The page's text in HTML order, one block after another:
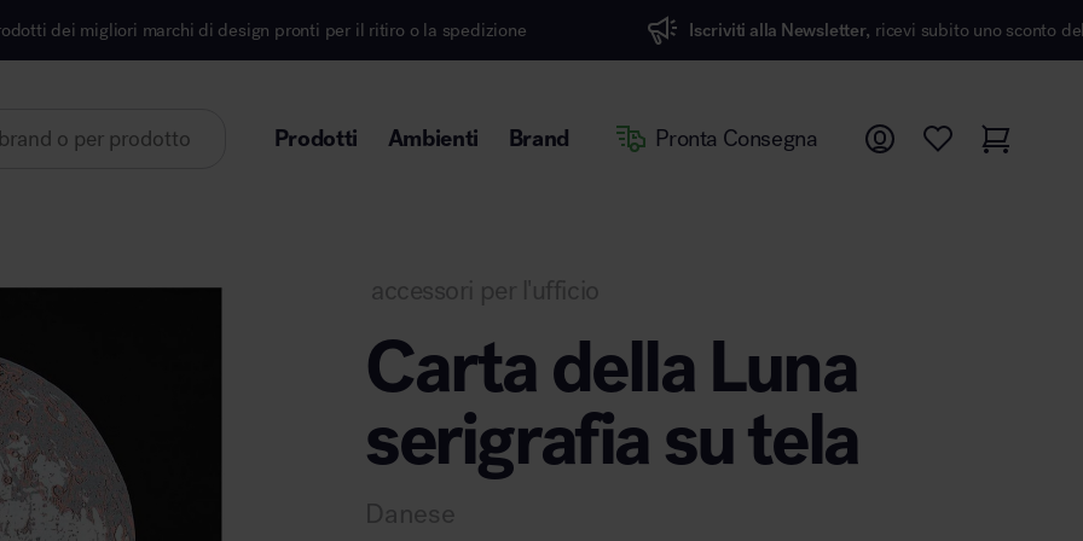
di design pronti per il ritiro o la spedizione Iscriviti alla Newsletter, ricevi subito uno sconto del 7%
Prodotti Ambienti Brand Pronta Consegna
Area direzionale
accessori per l'ufficio
Carta della Luna
serigrafia su tela
Danese